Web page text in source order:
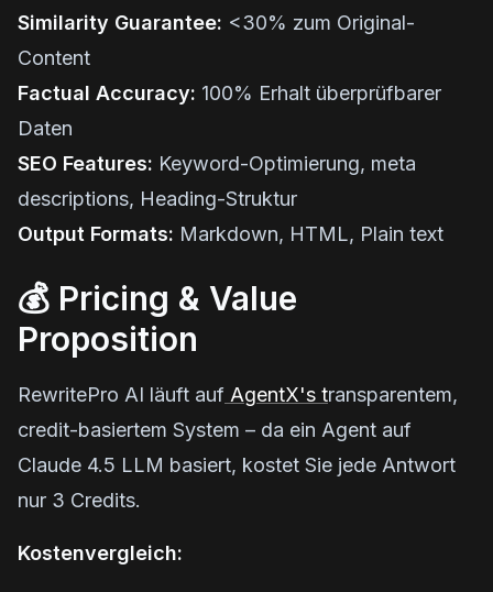
Similarity Guarantee: <30% zum Original-
Content
Factual Accuracy: 100% Erhalt überprüfbarer
Daten
SEO Features: Keyword-Optimierung, meta
descriptions, Heading-Struktur
Output Formats: Markdown, HTML, Plain text
💰 Pricing & Value
Proposition
RewritePro AI läuft auf AgentX's transparentem,
credit-basiertem System – da ein Agent auf
Claude 4.5 LLM basiert, kostet Sie jede Antwort
nur 3 Credits.
Kostenvergleich: